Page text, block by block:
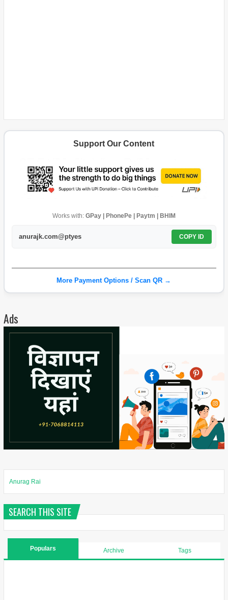
Support Our Content
Works with: GPay | PhonePe | Paytm | BHIM
anurajk.com@ptyes COPY ID
More Payment Options / Scan QR →
Ads
Anurag Rai
SEARCH THIS SITE
Populars Archive Tags